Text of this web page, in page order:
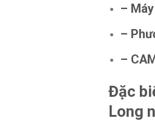
–
–
–
Đặc
Long